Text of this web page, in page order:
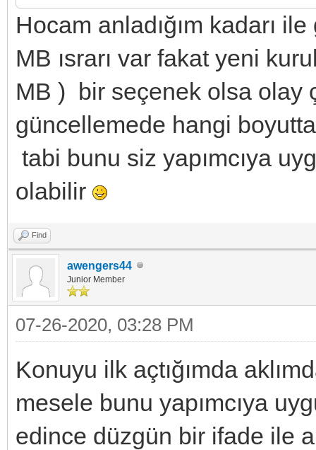
Hocam anladığım kadarı
MB ısrarı var fakat yeni
MB ) bir seçenek olsa olay
güncellemede hangi
tabi bunu siz yapımcıya
olabilir
Find
awengers44
Junior Member
07-26-2020, 03:28 PM
Konuyu ilk açtığımda
mesele bunu yapımcıya
edince düzgün bir ifade ile